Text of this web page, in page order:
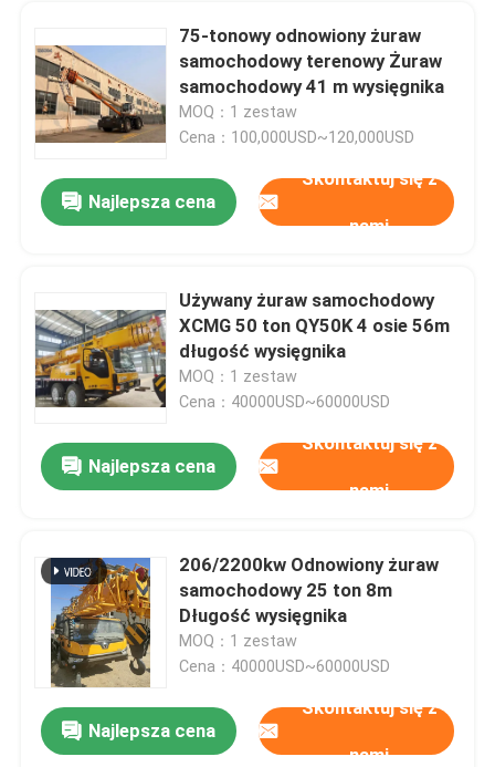
75-tonowy odnowiony żuraw
samochodowy terenowy Żuraw
samochodowy 41 m wysięgnika
MOQ：1 zestaw
Cena：100,000USD~120,000USD
Najlepsza cena
Skontaktuj się z
nami
Używany żuraw samochodowy
XCMG 50 ton QY50K 4 osie 56m
długość wysięgnika
MOQ：1 zestaw
Cena：40000USD~60000USD
Najlepsza cena
Skontaktuj się z
nami
206/2200kw Odnowiony żuraw
samochodowy 25 ton 8m
Długość wysięgnika
MOQ：1 zestaw
Cena：40000USD~60000USD
Najlepsza cena
Skontaktuj się z
nami